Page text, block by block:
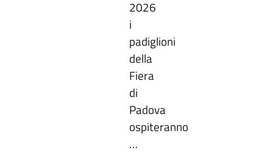
2026
i
padiglioni
della
Fiera
di
Padova
ospiteranno
…